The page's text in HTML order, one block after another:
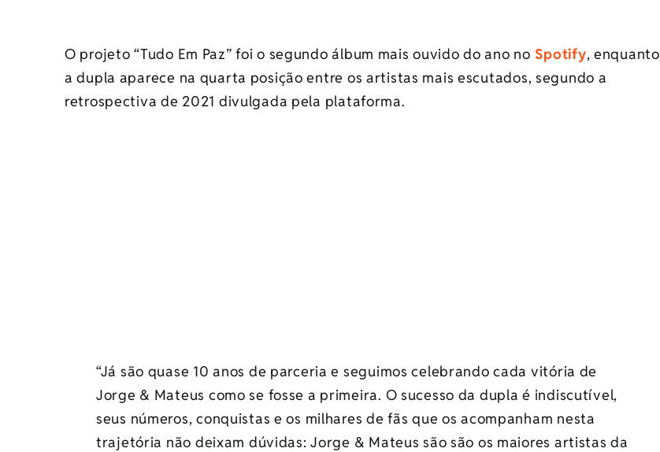
O projeto “Tudo Em Paz” foi o segundo álbum mais ouvido do ano no Spotify, enquanto
a dupla aparece na quarta posição entre os artistas mais escutados, segundo a
retrospectiva de 2021 divulgada pela plataforma.
“Já são quase 10 anos de parceria e seguimos celebrando cada vitória de
Jorge & Mateus como se fosse a primeira. O sucesso da dupla é indiscutível,
seus números, conquistas e os milhares de fãs que os acompanham nesta
trajetória não deixam dúvidas: Jorge & Mateus são são os maiores artistas da